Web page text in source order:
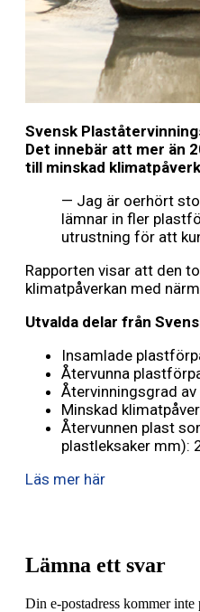
Svensk
Det innebär att mer än
till minskad
— Jag är oerhört
lämnar in fler
utrustning för att
Rapporten visar att den
klimatpåverkan med
Utvalda delar från
Insamlade
Återvunna
Återvinningsgrad
Minskad
Återvunnen plast
plastleksaker mm):
Läs mer här
Lämna ett svar
Din e-postadress kommer inte